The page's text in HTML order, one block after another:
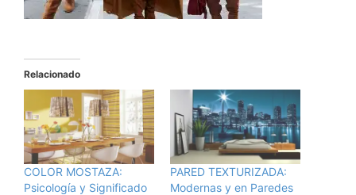
Relacionado
COLOR MOSTAZA:
Psicología y Significado
PARED TEXTURIZADA:
Modernas y en Paredes